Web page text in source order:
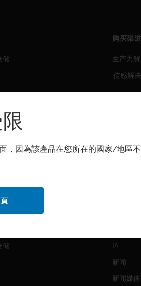
储
储
购买渠道
生产力
传感解
生产力
IA
新闻
新闻媒体
，因為該產品在您所在的國家/地區不